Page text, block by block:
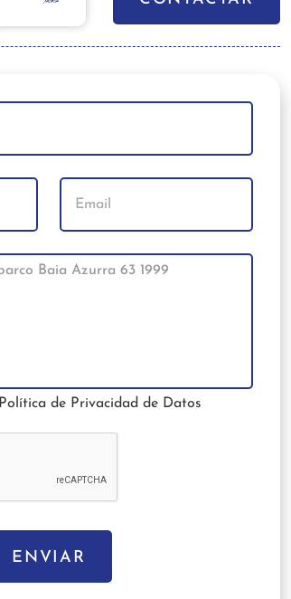
Política de Privacidad de Datos
ENVIAR